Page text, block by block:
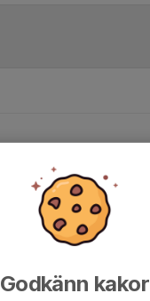
Godkänn kakor